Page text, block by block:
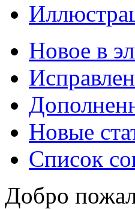
Новое в
Новые
Список
Добро